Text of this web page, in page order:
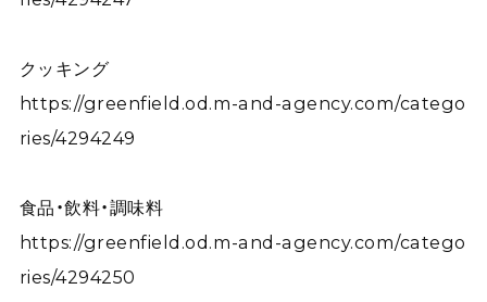
クッキング
https://greenfield.od.m-and-agency.com/catego
ries/4294249
食品・飲料・調味料
https://greenfield.od.m-and-agency.com/catego
ries/4294250